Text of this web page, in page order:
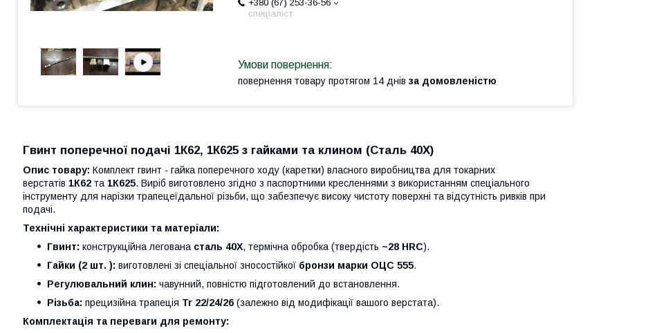
+380 (67) 253-36-56
спеціаліст
повернення товару протягом 14 днів за домовленістю
Гвинт поперечної подачі 1К62, 1К625 з гайками та клином (Сталь 40Х)
Опис товару: Комплект гвинт - гайка поперечного ходу (каретки) власного виробництва для токарних
верстатів 1К62 та 1К625. Виріб виготовлено згідно з паспортними кресленнями з використанням спеціального
інструменту для нарізки трапецеїдальної різьби, що забезпечує високу чистоту поверхні та відсутність ривків при
подачі.
Технічні характеристики та матеріали:
Гвинт: конструкційна легована сталь 40Х, термічна обробка (твердість ~28 HRC).
Гайки (2 шт. ): виготовлені зі спеціальної зносостійкої бронзи марки ОЦС 555.
Регулювальний клин: чавунний, повністю підготовлений до встановлення.
Різьба: прецизійна трапеція Tr 22/24/26 (залежно від модифікації вашого верстата).
Комплектація та переваги для ремонту: